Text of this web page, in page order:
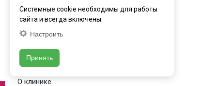
г. Москва, ул. Татищева, дом 15, корпус 1
Ежедневно с 9-00 до 22-00
+7 (499) 403-15-69
ИНФОРМАЦИЯ
О клинике
Системные cookie необходимы для работы
сайта и всегда включены.
Настроить
Принять